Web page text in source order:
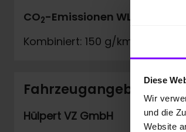
Diese
Wir
und die
Website
CO2-Emissionen WLTP
Kombiniert: 150 g/km
Fahrzeugangebot der
Hülpert VZ GmbH